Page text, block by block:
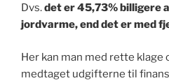
Dvs.det er 45,73% billigere
jordvarme, end det er med
Her kan man med rette klage
medtaget udgifterne til